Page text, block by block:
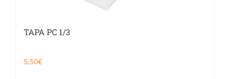
TAPA PC 1/3
5,50€